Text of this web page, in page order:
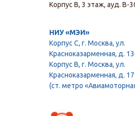
Корпус В, 3 этаж, ауд. В-
НИУ «МЭИ»
Корпус С, г. Москва, ул.
Красноказарменная, д.
Корпус В, г. Москва, ул.
Красноказарменная, д. 17
(ст. метро